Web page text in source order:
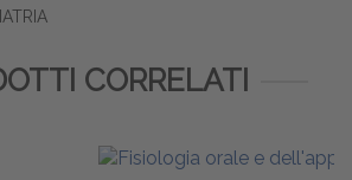
CORRELATI